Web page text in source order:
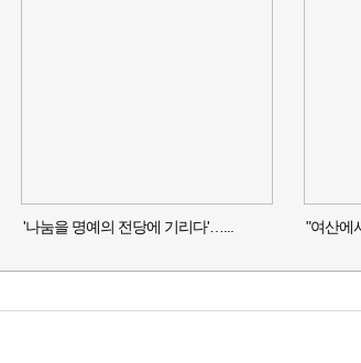
'나눔을 명예의 전당에 기리다'…... "여산에